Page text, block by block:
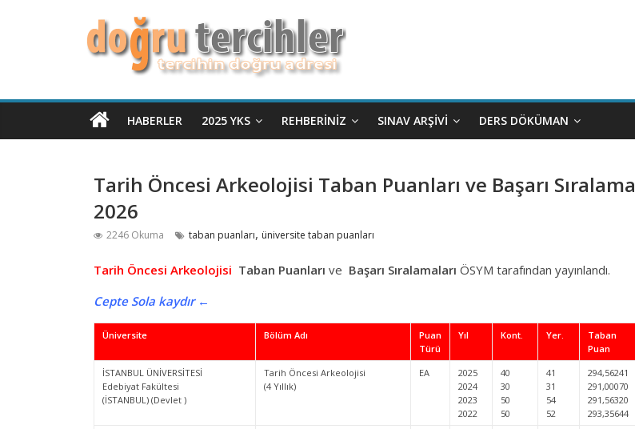
HABERLER 2025 YKS REHBERINIZ SINAV ARŞIVI DERS DÖKÜMAN
Tarih Öncesi Arkeolojisi Taban Puanları ve Başarı
2026
2246 Okuma taban puanları, üniversite taban puanları
Tarih Öncesi Arkeolojisi Taban Puanları ve Başarı Sıralamaları ÖSYM tarafından yayınlandı.
Cepte Sola kaydır ←
Üniversite Bölüm Adı
Puan
Türü
Yıl Kont. Yer.
Taban
Puan
İSTANBUL ÜNİVERSİTESİ
Edebiyat Fakültesi
(İSTANBUL) (Devlet )
Tarih Öncesi Arkeolojisi
(4 Yıllık)
EA
2025
2024
2023
2022
40
30
50
50
41
31
54
52
294,56241
291,00070
291,56320
293,35644